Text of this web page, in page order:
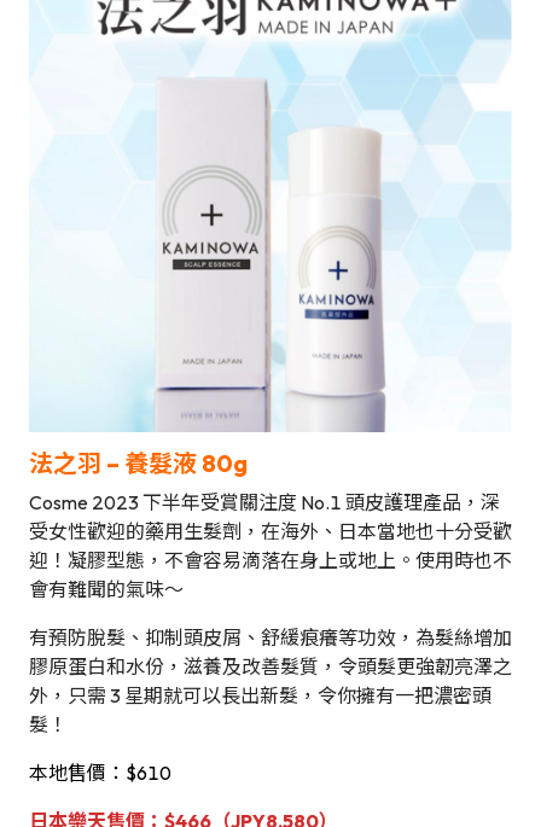
法之羽 – 養髮液 80g
Cosme 2023 下半年受賞關注度 No.1 頭皮護理產品，深
受女性歡迎的藥用生髮劑，在海外、日本當地也十分受歡
迎！凝膠型態，不會容易滴落在身上或地上。使用時也不
會有難聞的氣味～
有預防脫髮、抑制頭皮屑、舒緩痕癢等功效，為髮絲增加
膠原蛋白和水份，滋養及改善髮質，令頭髮更強韌亮澤之
外，只需 3 星期就可以長出新髮，令你擁有一把濃密頭
髮！
本地售價：$610
日本樂天售價：$466（JPY8,580）